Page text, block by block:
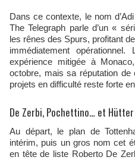
Dans ce contexte, le nom
The Telegraph parle d’un «
les rênes des Spurs, profitant
immédiatement opérationnel.
expérience mitigée à
octobre, mais sa réputation
projets en difficulté reste forte
De Zerbi, Pochettino… et
Au départ, le plan de Tottenham était clair : Igor Tudor en
intérim, puis un gros nom cet
en tête de liste Roberto De